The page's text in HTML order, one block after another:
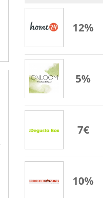
12%
5%
7€
10%